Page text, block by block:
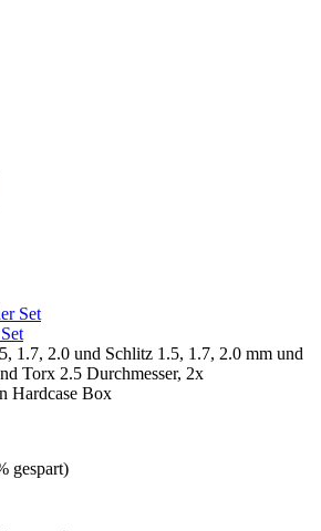
1.7, 2.0 und Schlitz 1.5, 1.7, 2.0 mm und
Torx 2.5 Durchmesser, 2x
Hardcase Box
gespart)